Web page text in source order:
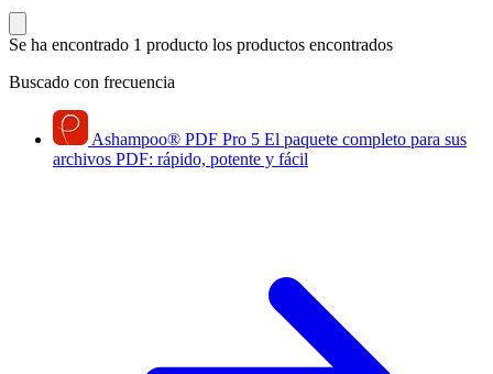
Se ha encontrado 1 producto los productos encontrados
Buscado con frecuencia
Ashampoo® PDF Pro 5 El paquete completo para sus
archivos PDF: rápido, potente y fácil